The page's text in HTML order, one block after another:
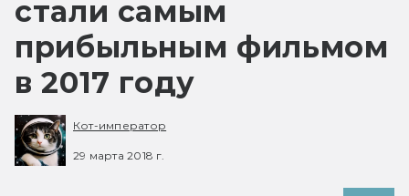
стали самым
прибыльным фильмом
в 2017 году
Кот-император
29 марта 2018 г.